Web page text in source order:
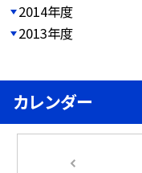
2014年度
2013年度
カレンダー